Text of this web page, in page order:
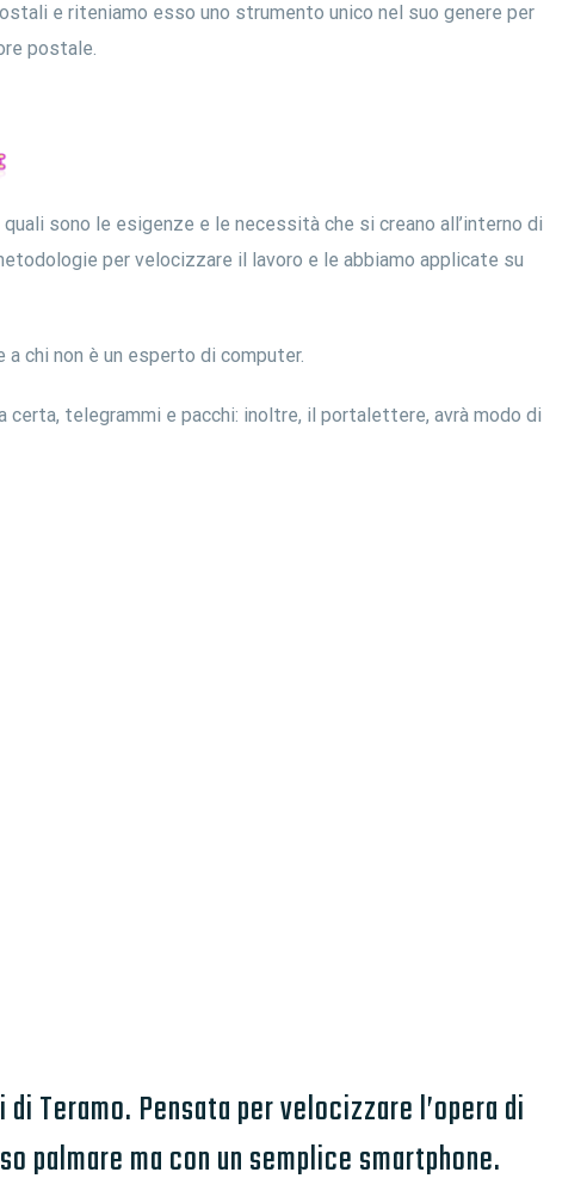
e riteniamo esso uno strumento unico nel suo genere per
postale.
sono le esigenze e le necessità che si creano all’interno di
per velocizzare il lavoro e le abbiamo applicate su
chi non è un esperto di computer.
telegrammi e pacchi: inoltre, il portalettere, avrà modo di
Teramo. Pensata per velocizzare l’opera di
palmare ma con un semplice smartphone.